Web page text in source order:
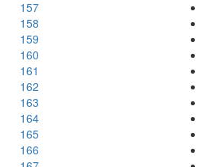
157
158
159
160
161
162
163
164
165
166